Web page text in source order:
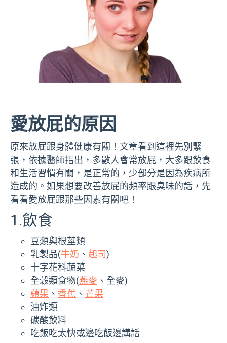
愛放屁的原因
原來放屁跟身體健康有關！文章看到這裡先別緊
張，依據醫師指出，多數人會常放屁，大多跟飲食
和生活習慣有關，是正常的，少部分是因為疾病所
造成的。如果想要改善放屁的頻率跟臭味的話，先
看看愛放屁跟那些因素有關吧！
1.飲食
豆類與根莖類
乳製品(牛奶 、 起司)
十字花科蔬菜
全穀類食物(燕麥 、全麥)
蘋果 、 香蕉 、 芒果
油炸類
碳酸飲料
吃飯吃太快或邊吃飯邊講話